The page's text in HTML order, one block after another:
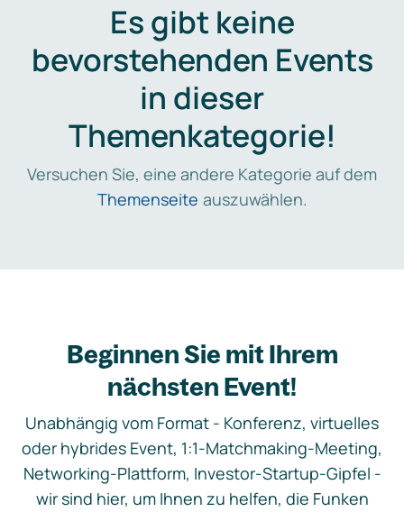
Es gibt keine
bevorstehenden Events
in dieser
Themenkategorie!
Versuchen Sie, eine andere Kategorie auf dem
Themenseite auszuwählen.
Beginnen Sie mit Ihrem
nächsten Event!
Unabhängig vom Format - Konferenz, virtuelles
oder hybrides Event, 1:1-Matchmaking-Meeting,
Networking-Plattform, Investor-Startup-Gipfel -
wir sind hier, um Ihnen zu helfen, die Funken